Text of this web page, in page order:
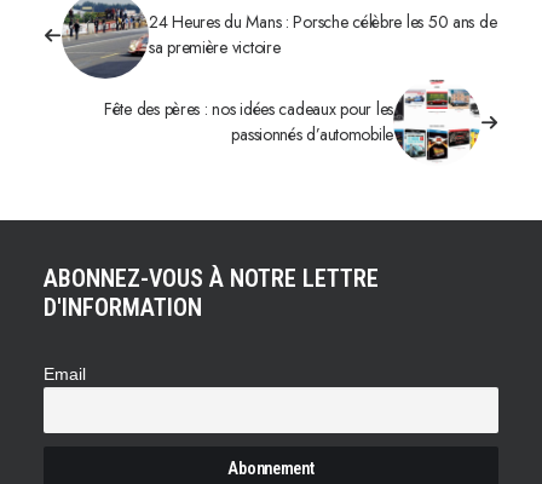
24 Heures du Mans : Porsche célèbre les 50 ans de
sa première victoire
Fête des pères : nos idées cadeaux pour les
passionnés d’automobile
ABONNEZ-VOUS À NOTRE LETTRE
D'INFORMATION
Email